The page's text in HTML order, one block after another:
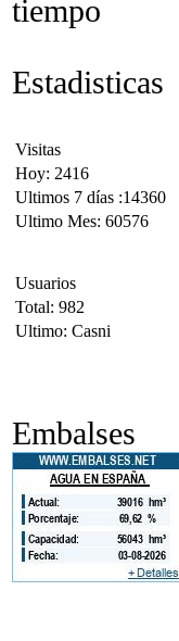
Estadisticas
Visitas
Hoy: 2416
Ultimos 7 días :14360
Ultimo Mes: 60576
Usuarios
Total: 982
Ultimo: Casni
Embalses